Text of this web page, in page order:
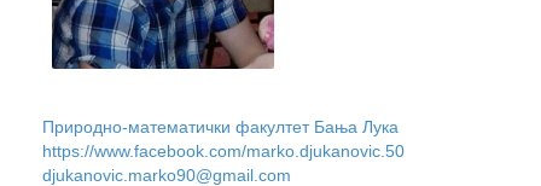
Природно-математички факултет Бања Лука
https://www.facebook.com/marko.djukanovic.50
djukanovic.marko90@gmail.com